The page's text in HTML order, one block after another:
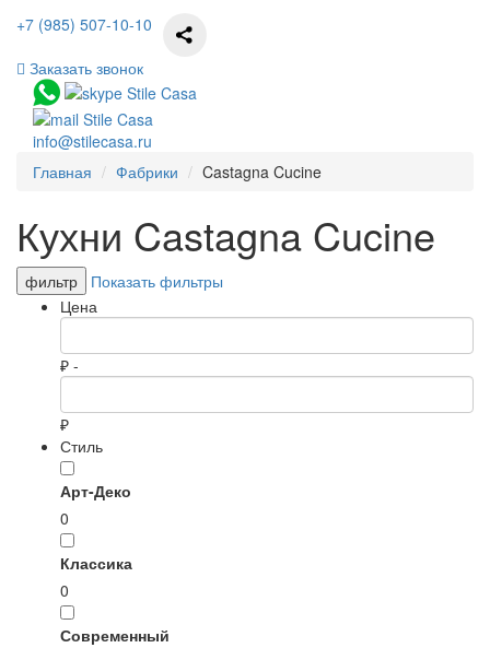
+7 (985) 507-10-10
Заказать звонок
info@stilecasa.ru
Главная
Фабрики Castagna Cucine
Кухни Castagna Cucine
фильтр
Показать фильтры
Цена
₽ -
₽
Стиль
Арт-Деко
0
Классика
0
Современный